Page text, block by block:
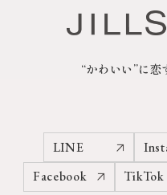
“かわいい”に恋
LINE
Facebook TikTok